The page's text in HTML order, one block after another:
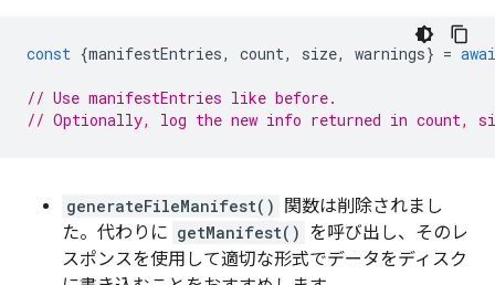
const {manifestEntries, count, size, warnings} =
// Use manifestEntries like before.
// Optionally, log the new info returned in count,
generateFileManifest() 関数は削除されまし
た。代わりに getManifest() を呼び出し、そのレ
スポンスを使用して適切な形式でデータをディスク